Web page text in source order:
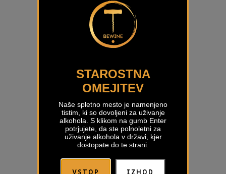
STAROSTNA
OMEJITEV
Naše spletno mesto je namenjeno
tistim, ki so dovoljeni za uživanje
alkohola. S klikom na gumb Enter
potrjujete, da ste polnoletni za
uživanje alkohola v državi, kjer
dostopate do te strani.
Regina Rdeča De Adami
€20,00